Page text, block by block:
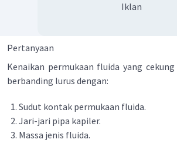
Iklan
Pertanyaan
Kenaikan permukaan fluida yang
berbanding lurus dengan:
Sudut kontak permukaan fluida.
Jari-jari pipa kapiler.
Massa jenis fluida.